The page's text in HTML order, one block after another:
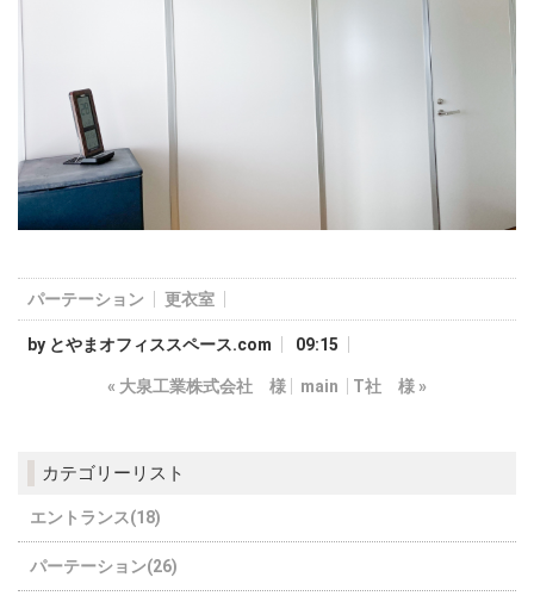
パーテーション 更衣室
by とやまオフィススペース.com 09:15
« 大泉工業株式会社 様 main T社 様 »
カテゴリーリスト
エントランス(18)
パーテーション(26)